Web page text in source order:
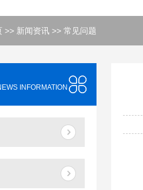
>> 新闻资讯 >> 常见问题
INFORMATION